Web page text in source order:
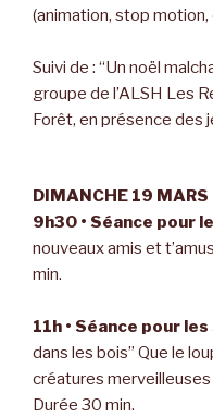
(animation, stop motion,
Suivi de : “Un noël
groupe de l’ALSH Les
Forêt, en présence des
DIMANCHE 19 MARS
9h30 • Séance pour
nouveaux amis et
min.
11h • Séance pour les
dans les bois” Que le
créatures
Durée 30 min.